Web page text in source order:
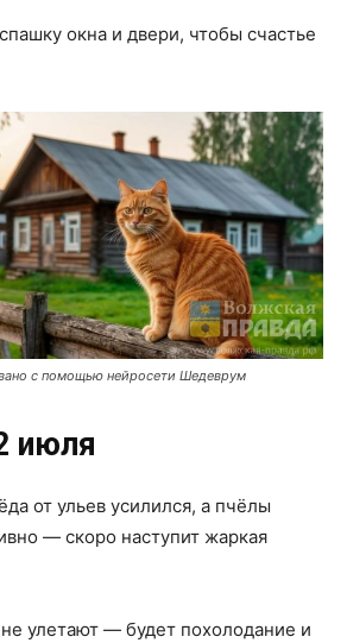
окна и двери, чтобы счастье
с помощью нейросети Шедеврум
июля
от ульев усилился, а пчёлы
— скоро наступит жаркая
улетают — будет похолодание и